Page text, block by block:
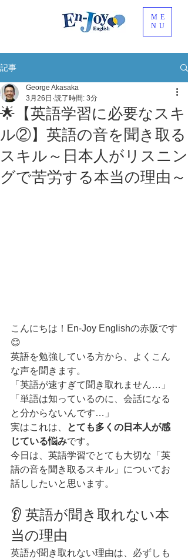
ME
NU
記事
🌟【英語学習に必要なスキ
ル②】英語の音を聞き取る
スキル～日本人がリスニン
グで苦労する本当の理由～
George Akasaka
3月26日 読了時間: 3分
こんにちは！En-Joy Englishの赤阪です
😊
英語を勉強している方から、よくこん
な声を聞きます。
「英語が速すぎて聞き取れません…」
「単語は知っているのに、会話になる
と分からないんです…」
実はこれは、
とても多くの日本人が感
じている悩みです。
今日は、英語学習でとても大切な「英
語の音を聞き取るスキル」についてお
話ししたいと思います。
👂 英語が聞き取れない本
当の理由
英語が聞き取れない理由は、必ずしも